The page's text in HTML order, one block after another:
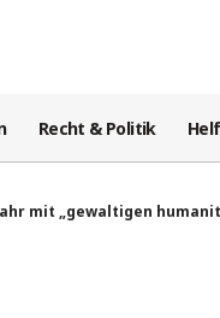
Recht & Politik
mit „gewaltigen